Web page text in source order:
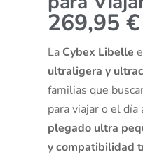
269,95€
La Cybex Libelle
ultraligera y
familias que
para viajar o el día
plegado ultra
y compatibilidad